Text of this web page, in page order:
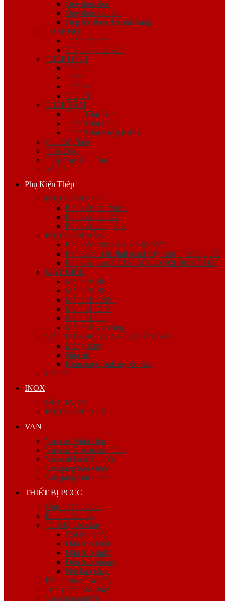
Ống thép đúc
Ống thép siêu âm
Ống lốc theo đơn đặt hàng
THÉP HỘP
Thép hộp đen
Thép hộp mạ kẽm
THÉP HÌNH
Thép U
Thép I
Thép V
Thép H
THÉP TẤM
Thép Tấm Trơn
Thép Tấm Gân
Thép Tấm Nhập Khẩu
Cọc Cừ Thép
Thép Đặc
Thép Ray Cầu Trục
Xà Gồ
Phụ Kiện Thép
PHỤ KIỆN REN
Phụ kiện ren Mech
Phụ kiện ren K1
Phụ kiện ren giá rẻ
PHỤ KIỆN HÀN
Phụ kiện hàn FKK – Nhật Bản
Phụ Kiện Hàn Jinil bend (Dybend) – Hàn Quốc
Phụ kiện hàn SCH20 SCH40 SCH80 SCH160
MẶT BÍCH
Mặt bích JIS
Mặt bích BS
Mặt bích ANSI
Mặt bích DIN
Mặt bích mù
Mặt bích gia công
VẬT TƯ KHOAN NHỒI, SIÊU ÂM
Măng sông
Nắp bịt
Kẽm buộc, bulong, ốc viss
Cóc nối
INOX
ỐNG INOX
PHỤ KIỆN INOX
VAN
Van ren Minh Hòa
Van ren Giacomini – Italy
Van mặt bích Shin Yi
Van gang hàn Quốc
Van gang Đài Loan
THIẾT BỊ PCCC
Ống Thép PCCC
Bình chữa cháy
Thiết bị báo cháy
Còi báo cháy
Đầu báo khói
Đầu báo nhiệt
Đèn báo phòng
Nút báo cháy
Đầu phun chữa cháy
Trung tâm báo cháy
Van công nghiệp